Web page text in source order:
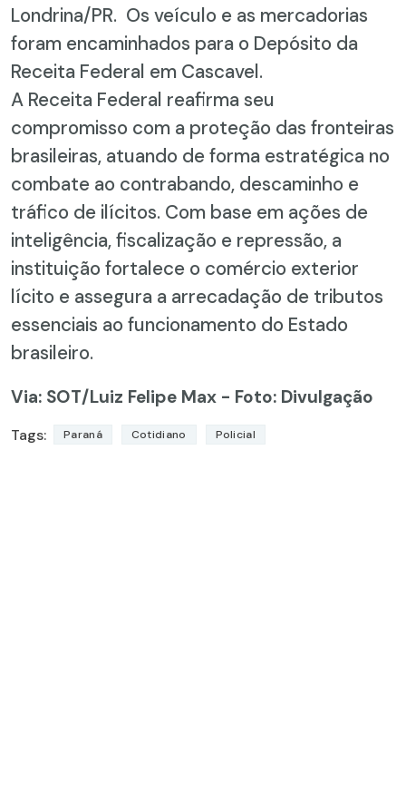
Londrina/PR. Os veículo e as mercadorias
foram encaminhados para o Depósito da
Receita Federal em Cascavel.
A Receita Federal reafirma seu
compromisso com a proteção das fronteiras
brasileiras, atuando de forma estratégica no
combate ao contrabando, descaminho e
tráfico de ilícitos. Com base em ações de
inteligência, fiscalização e repressão, a
instituição fortalece o comércio exterior
lícito e assegura a arrecadação de tributos
essenciais ao funcionamento do Estado
brasileiro.
Via: SOT/Luiz Felipe Max - Foto: Divulgação
Tags: Paraná Cotidiano Policial